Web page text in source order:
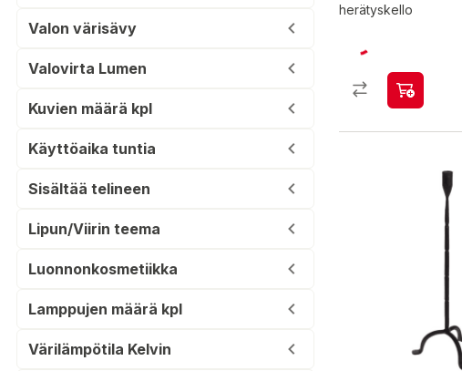
Valon värisävy
Valovirta Lumen
Kuvien määrä kpl
Käyttöaika tuntia
Sisältää telineen
Lipun/Viirin teema
Luonnonkosmetiikka
Lamppujen määrä kpl
Värilämpötila Kelvin
herätyskello